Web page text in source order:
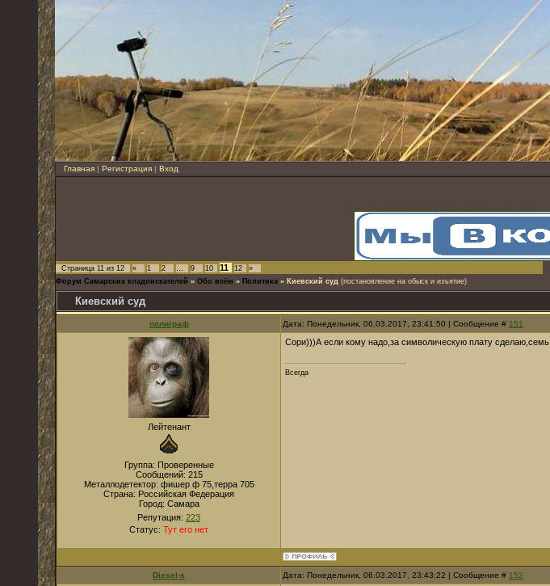
Главная | Регистрация | Вход
Страница 11 из 12 « 1 2 … 9 10 11 12
»
Форум Самарских кладоискателей » Обо всём » Политика » Киевский суд (постановление на обыск и изъятие)
Киевский суд
полиграф Дата: Понедельник, 06.03.2017, 23:41:50 | Сообщение # 151
Лейтенант
Группа: Проверенные
Сообщений: 215
Металлодетектор: фишер ф 75,терра 705
Страна: Российская Федерация
Город: Самара
Репутация: 223
Статус: Тут его нет
Сори)))А если кому надо,за символическую плату сделаю,семь
Всегда
Diesel-s Дата: Понедельник, 06.03.2017, 23:43:22 | Сообщение # 152